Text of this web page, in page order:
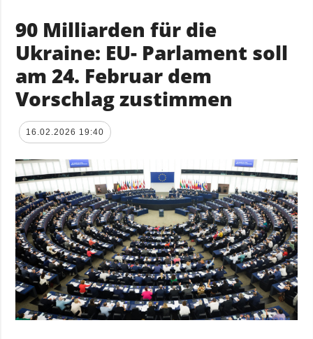
90 Milliarden für die
Ukraine: EU- Parlament soll
am 24. Februar dem
Vorschlag zustimmen
16.02.2026 19:40